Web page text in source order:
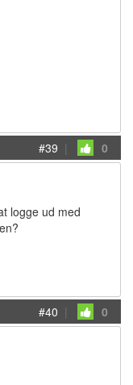
#39 | 0
logge ud med
#40 | 0